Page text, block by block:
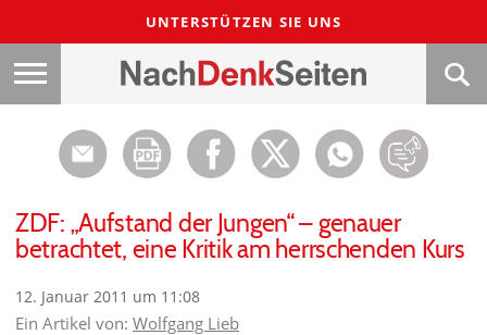
UNTERSTÜTZEN SIE UNS
ZDF: „Aufstand der Jungen“ – genauer
betrachtet, eine Kritik am herrschenden Kurs
12. Januar 2011 um 11:08
Ein Artikel von: Wolfgang Lieb